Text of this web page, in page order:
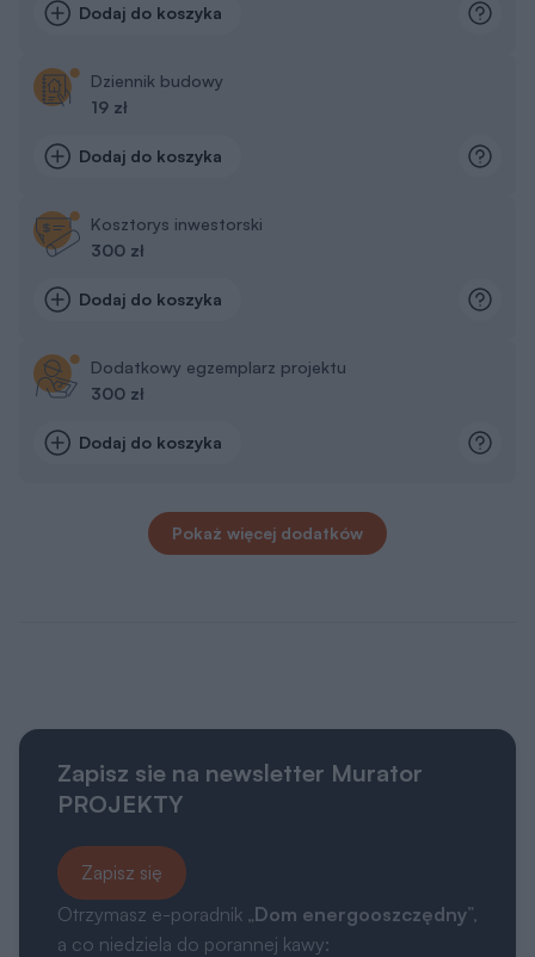
Dodaj do koszyka
Dziennik budowy
19 zł
Dodaj do koszyka
Kosztorys inwestorski
300 zł
Dodaj do koszyka
Dodatkowy egzemplarz projektu
300 zł
Dodaj do koszyka
Pokaż więcej dodatków
Zapisz sie na newsletter Murator
PROJEKTY
Zapisz się
Otrzymasz e-poradnik „Dom energooszczędny”,
a co niedziela do porannej kawy: